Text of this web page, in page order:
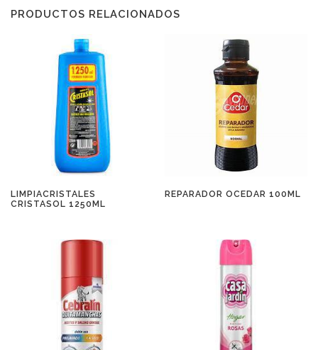
PRODUCTOS RELACIONADOS
LIMPIACRISTALES
CRISTASOL 1250ML
REPARADOR OCEDAR 100ML